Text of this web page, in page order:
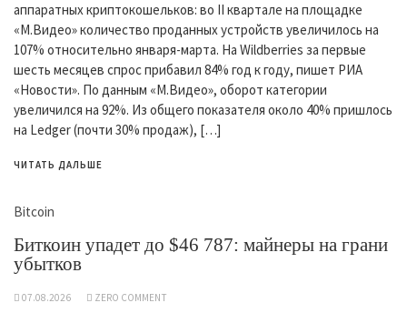
аппаратных криптокошельков: во II квартале на площадке
«М.Видео» количество проданных устройств увеличилось на
107% относительно января-марта. На Wildberries за первые
шесть месяцев спрос прибавил 84% год к году, пишет РИА
«Новости». По данным «М.Видео», оборот категории
увеличился на 92%. Из общего показателя около 40% пришлось
на Ledger (почти 30% продаж), […]
ЧИТАТЬ ДАЛЬШЕ
Bitcoin
Биткоин упадет до $46 787: майнеры на грани
убытков
07.08.2026 ZERO COMMENT